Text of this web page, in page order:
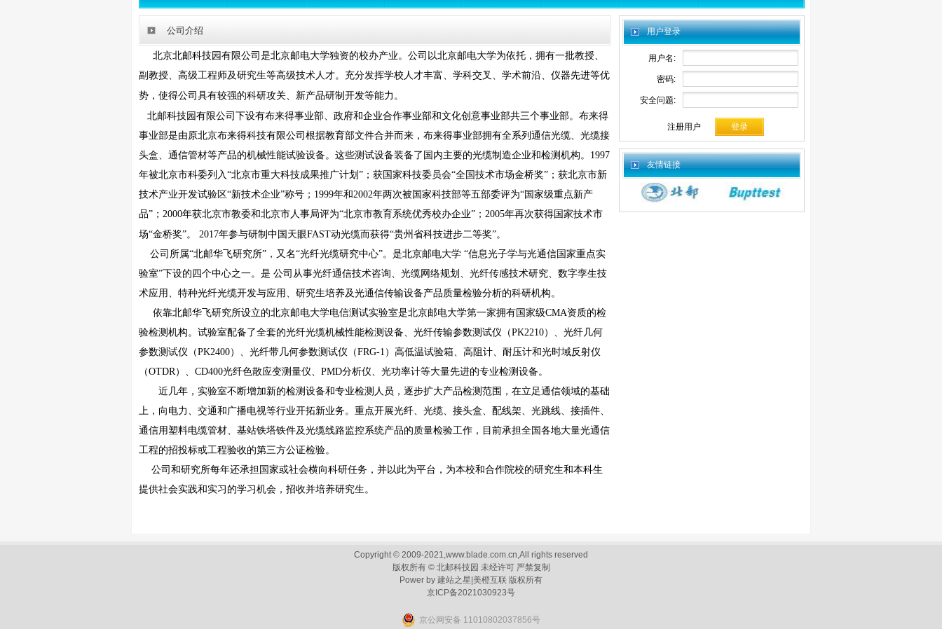
公司介绍
北京北邮科技园有限公司是北京邮电大学独资的校办产业。公司以北京邮电大学为依托，拥有一批教授、
副教授、高级工程师及研究生等高级技术人才。充分发挥学校人才丰富、学科交叉、学术前沿、仪器先进等优
势，使得公司具有较强的科研攻关、新产品研制开发等能力。
北邮科技园有限公司下设有布来得事业部、政府和企业合作事业部和文化创意事业部共三个事业部。布来得
事业部是由原北京布来得科技有限公司根据教育部文件合并而来，布来得事业部拥有全系列通信光缆、光缆接
头盒、通信管材等产品的机械性能试验设备。这些测试设备装备了国内主要的光缆制造企业和检测机构。 1997
年被北京市科委列入“北京市重大科技成果推广计划 ” ；获国家科技委员会“全国技术市场金桥奖” ；获北京市新
技术产业开发试验区“新技术企业”称号； 1999年和2002年两次被国家科技部等五部委评为“国家级重点新产
品” ； 2000年获北京市教委和北京市人事局评为“北京市教育系统优秀校办企业” ； 2005年再次获得国家技术市
场“金桥奖”。 2017年参与研制中国天眼FAST动光缆而获得“贵州省科技进步二等奖”。
公司所属“北邮华飞研究所” ，又名“光纤光缆研究中心”。是北京邮电大学 “信息光子学与光通信国家重点实
验室”下设的四个中心之一。是 公司从事光纤通信技术咨询、光缆网络规划、光纤传感技术研究、数字孪生技
术应用、特种光纤光缆开发与应用、研究生培养及光通信传输设备产品质量检验分析的科研机构。
依靠北邮华飞研究所设立的北京邮电大学电信测试实验室是北京邮电大学第一家拥有国家级CMA资质的检
验检测机构。试验室配备了全套的光纤光缆机械性能检测设备、光纤传输参数测试仪（PK2210）、光纤几何
参数测试仪（PK2400）、光纤带几何参数测试仪（FRG-1 ）高低温试验箱、高阻计、耐压计和光时域反射仪
（OTDR）、 CD400光纤色散应变测量仪、 PMD分析仪、光功率计等大量先进的专业检测设备。
近几年，实验室不断增加新的检测设备和专业检测人员，逐步扩大产品检测范围，在立足通信领域的基础
上，向电力、交通和广播电视等行业开拓新业务。重点开展光纤、光缆、接头盒、配线架、光跳线、接插件、
通信用塑料电缆管材、基站铁塔铁件及光缆线路监控系统产品的质量检验工作，目前承担全国各地大量光通信
工程的招投标或工程验收的第三方公证检验。
公司和研究所每年还承担国家或社会横向科研任务，并以此为平台，为本校和合作院校的研究生和本科生
提供社会实践和实习的学习机会，招收并培养研究生。
用户登录
用户名:
密码:
安全问题:
注册用户
友情链接
Copyright © 2009-2021,www.blade.com.cn,All rights reserved
版权所有 © 北邮科技园 未经许可 严禁复制
Power by 建站之星 美橙互联 版权所有
京ICP备2021030923号
京公网安备 11010802037856号